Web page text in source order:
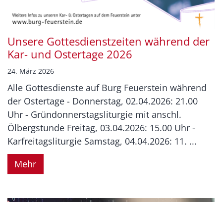
Unsere Gottesdienstzeiten während der
Kar- und Ostertage 2026
24. März 2026
Alle Gottesdienste auf Burg Feuerstein während
der Ostertage - Donnerstag, 02.04.2026: 21.00
Uhr - Gründonnerstagsliturgie mit anschl.
Ölbergstunde Freitag, 03.04.2026: 15.00 Uhr -
Karfreitagsliturgie Samstag, 04.04.2026: 11. ...
Mehr